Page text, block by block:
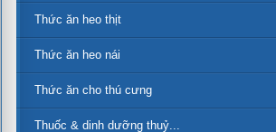
Thức ăn heo thịt
Thức ăn heo nái
Thức ăn cho thú cưng
Thuốc & dinh dưỡng thuỷ...